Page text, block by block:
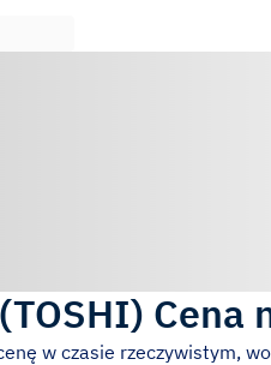
(TOSHI) Cena
w czasie rzeczywistym,